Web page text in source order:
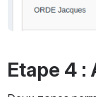
Etape 4